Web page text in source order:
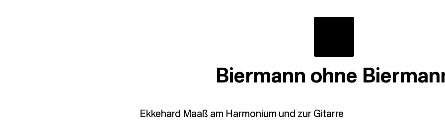
Biermann ohne
Ekkehard Maaß am Harmonium und zur Gitarre